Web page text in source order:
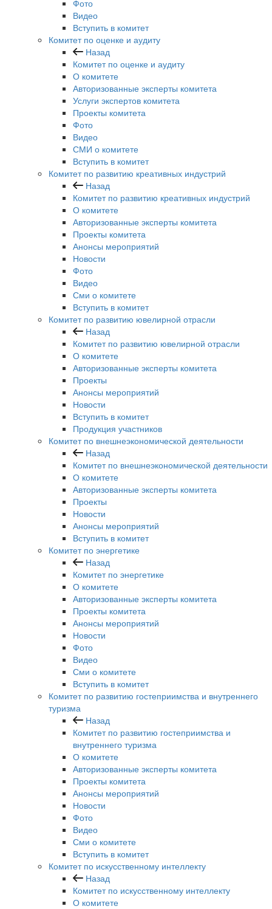
Фото
Видео
Вступить в комитет
Комитет по оценке и аудиту
Назад
Комитет по оценке и аудиту
О комитете
Авторизованные эксперты комитета
Услуги экспертов комитета
Проекты комитета
Фото
Видео
СМИ о комитете
Вступить в комитет
Комитет по развитию креативных индустрий
Назад
Комитет по развитию креативных индустрий
О комитете
Авторизованные эксперты комитета
Проекты комитета
Анонсы мероприятий
Новости
Фото
Видео
Сми о комитете
Вступить в комитет
Комитет по развитию ювелирной отрасли
Назад
Комитет по развитию ювелирной отрасли
О комитете
Авторизованные эксперты комитета
Проекты
Анонсы мероприятий
Новости
Вступить в комитет
Продукция участников
Комитет по внешнеэкономической деятельности
Назад
Комитет по внешнеэкономической деятельности
О комитете
Авторизованные эксперты комитета
Проекты
Новости
Анонсы мероприятий
Вступить в комитет
Комитет по энергетике
Назад
Комитет по энергетике
О комитете
Авторизованные эксперты комитета
Проекты комитета
Анонсы мероприятий
Новости
Фото
Видео
Сми о комитете
Вступить в комитет
Комитет по развитию гостеприимства и внутреннего
туризма
Назад
Комитет по развитию гостеприимства и
внутреннего туризма
О комитете
Авторизованные эксперты комитета
Проекты комитета
Анонсы мероприятий
Новости
Фото
Видео
Сми о комитете
Вступить в комитет
Комитет по искусственному интеллекту
Назад
Комитет по искусственному интеллекту
О комитете